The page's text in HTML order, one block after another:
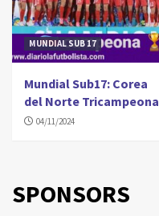
MUNDIAL SUB 17
Mundial Sub17: Corea
del Norte Tricampeona
04/11/2024
SPONSORS